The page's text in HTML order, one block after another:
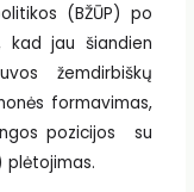
(BŽŪP) po
kad jau šiandien
žemdirbiškų
formavimas,
pozicijos su
plėtojimas.